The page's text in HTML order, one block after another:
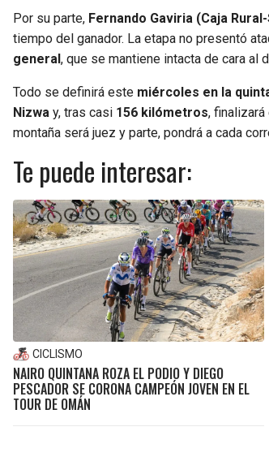
Por su parte, Fernando Gaviria (Caja
tiempo del ganador. La etapa no presentó
general , que se mantiene intacta de cara al
Todo se definirá este miércoles en la
Nizwa y, tras casi 156 kilómetros, finalizará
montaña será juez y parte, pondrá a cada
Te puede interesar:
CICLISMO
NAIRO QUINTANA ROZA EL PODIO Y DIEGO
PESCADOR SE CORONA CAMPEÓN JOVEN EN EL
TOUR DE OMÁN